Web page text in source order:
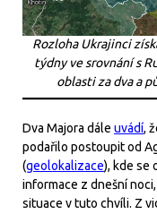
Rozloha Ukrajinci
týdny ve srovnání s
oblasti za dva a
Dva Majora dále uvádí,
podařilo postoupit od
(geolokalizace), kde se
informace z dnešní
situace v tuto chvíli. Z